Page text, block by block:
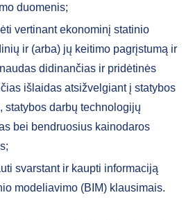
duomenis;
vertinant ekonominį statinio
ir (arba) jų keitimo pagrįstumą ir
didinančias ir pridėtinės
išlaidas atsižvelgiant į statybos
statybos darbų technologijų
bei bendruosius kainodaros
svarstant ir kaupti informaciją
modeliavimo (BIM) klausimais.